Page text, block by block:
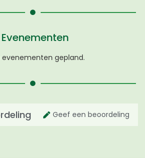
Evenementen
evenementen gepland.
Geef een beoordeling